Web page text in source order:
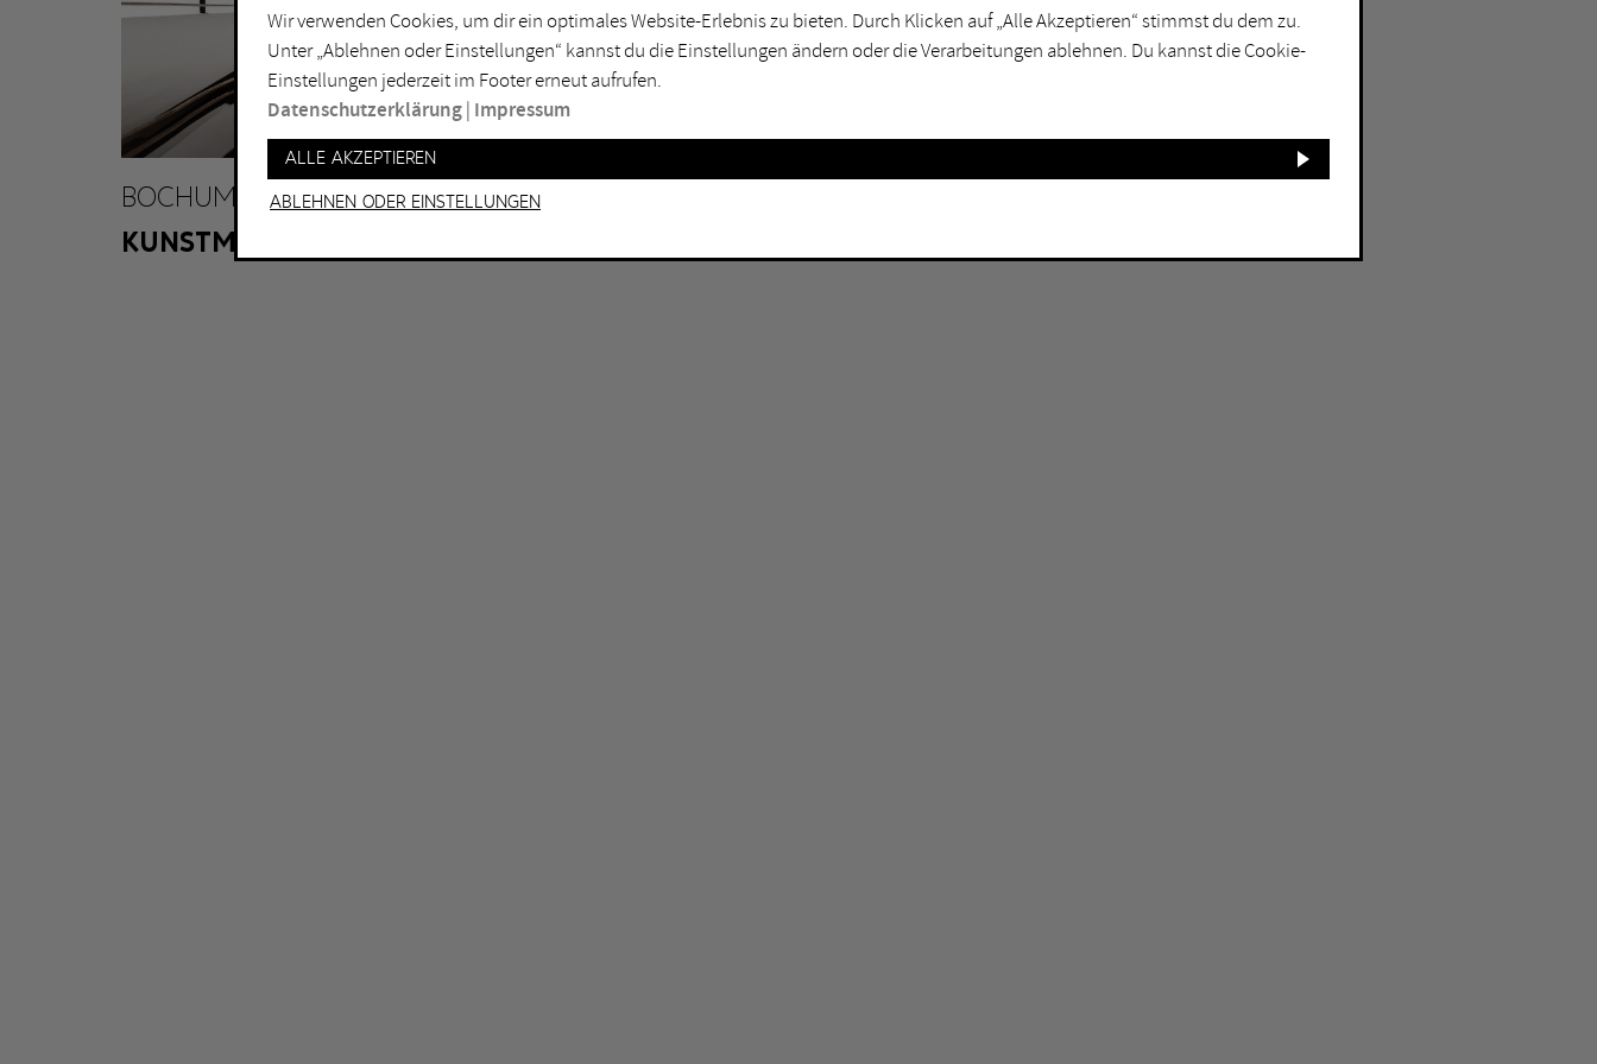
Lichtkunst
Performance
Skulptur
Duisburg
Essen
Hagen
Hamm
Mülheim an der Ruhr
Oberhausen
Unna
Witten
BOCHUM
KUNSTMUSEUM BOCHUM
Wir verwenden Cookies, um dir ein optimales Website-Erlebnis zu bieten. Durch Klicken auf „Alle Akzeptieren“ stimmst du dem zu.
Unter „Ablehnen oder Einstellungen“ kannst du die Einstellungen ändern oder die Verarbeitungen ablehnen. Du kannst die Cookie-
Einstellungen jederzeit im Footer erneut aufrufen.
Datenschutzerklärung| Impressum
Alle akzeptieren
Ablehnen oder Einstellungen